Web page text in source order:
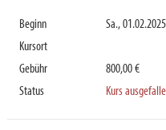
Beginn
Sa.,
Kursort
Gebühr
800,00 €
Status
Kurs